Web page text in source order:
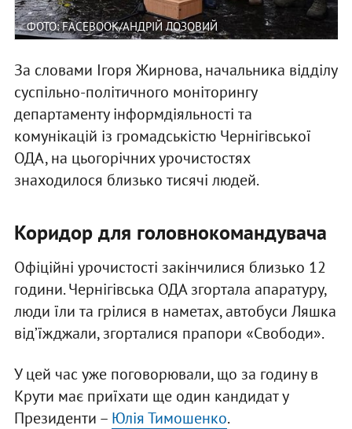
ФОТО: FACEBOOK/АНДРІЙ ЛОЗОВИЙ
За словами Ігоря Жирнова, начальника відділу
суспільно-політичного моніторингу
департаменту інформдіяльності та
комунікацій із громадськістю Чернігівської
ОДА, на цьогорічних урочистостях
знаходилося близько тисячі людей.
Коридор для головнокомандувача
Офіційні урочистості закінчилися близько 12
години. Чернігівська ОДА згортала апаратуру,
люди їли та грілися в наметах, автобуси Ляшка
від’їжджали, згорталися прапори «Свободи».
У цей час уже поговорювали, що за годину в
Крути має приїхати ще один кандидат у
Президенти – Юлія Тимошенко.